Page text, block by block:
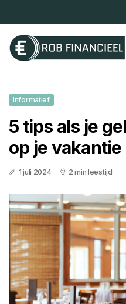
Informatief
5 tips als je
op je vakantie
1 juli 2024 2 min leestijd